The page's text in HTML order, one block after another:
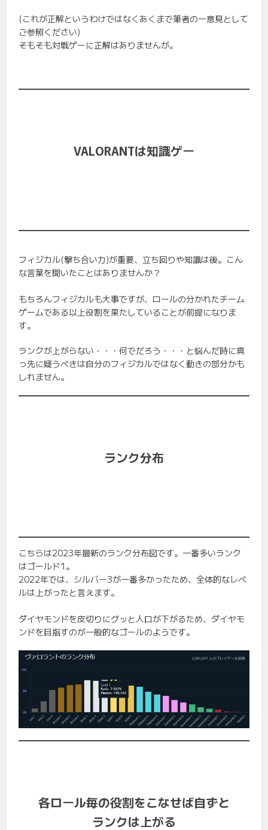
(これが正解というわけではなくあくまで筆者の一意見として
ご参照ください)
そもそも対戦ゲーに正解はありませんが。
VALORANTは知識ゲー
フィジカル(撃ち合い力)が重要、立ち回りや知識は後。こん
な言葉を聞いたことはありませんか？
もちろんフィジカルも大事ですが、ロールの分かれたチーム
ゲームである以上役割を果たしていることが前提になりま
す。
ランクが上がらない・・・何でだろう・・・と悩んだ時に真
っ先に疑うべきは自分のフィジカルではなく動きの部分かも
しれません。
ランク分布
こちらは2023年最新のランク分布図です。一番多いランク
はゴールド1。
2022年では、シルバー3が一番多かったため、全体的なレベ
ルは上がったと言えます。
ダイヤモンドを皮切りにグッと人口が下がるため、ダイヤモ
ンドを目指すのが一般的なゴールのようです。
各ロール毎の役割をこなせば自ずと
ランクは上がる